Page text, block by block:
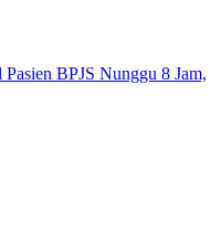
BPJS Nunggu 8 Jam,